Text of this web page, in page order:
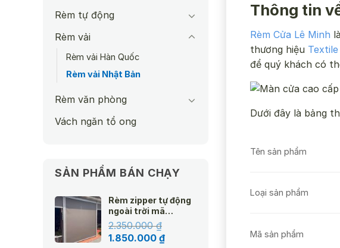
Rèm tự động
Rèm vải
Rèm vải Hàn Quốc
Rèm vải Nhật Bản
Rèm văn phòng
Vách ngăn tổ ong
SẢN PHẨM BÁN CHẠY
Rèm zipper tự động
ngoài trời mã
Amazon
2.350.000₫
Giá
1.850.000 ₫Giá
Thông tin
Rèm Cửa Lê Minh
thương hiệu
để quý khách có
Dưới đây là bảng
Tên sản phẩm
Loại sản phẩm
Mã sản phẩm